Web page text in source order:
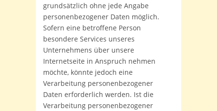
grundsätzlich ohne jede Angabe
personenbezogener Daten möglich.
Sofern eine betroffene Person
besondere Services unseres
Unternehmens über unsere
Internetseite in Anspruch nehmen
möchte, könnte jedoch eine
Verarbeitung personenbezogener
Daten erforderlich werden. Ist die
Verarbeitung personenbezogener